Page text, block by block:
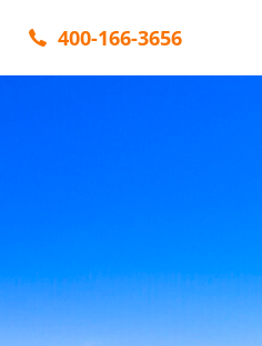
400-166-3656